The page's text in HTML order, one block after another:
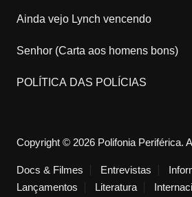
Ainda vejo Lynch vencendo
Senhor (Carta aos homens bons)
POLÍTICA DAS POLÍCIAS
Copyright © 2026 Polifonia Periférica.
Docs & Filmes Entrevistas
Lançamentos
Literatura